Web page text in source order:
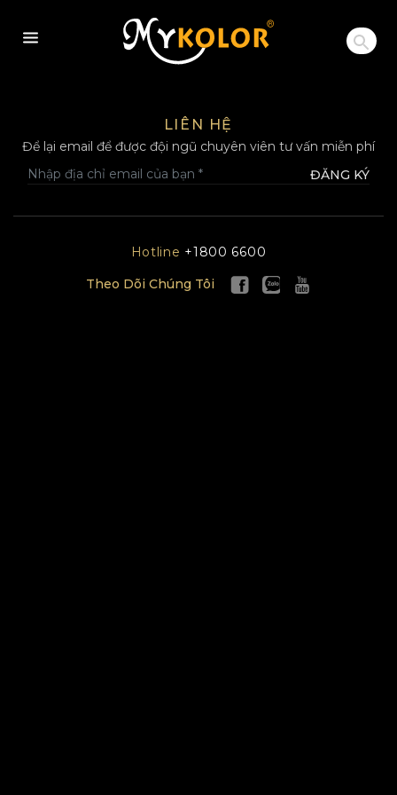
MYKOLOR
LIÊN HỆ
Để lại email để được đội ngũ chuyên viên tư vấn miễn phí
ĐĂNG KÝ
Hotline +1800 6600
Theo Dõi Chúng Tôi